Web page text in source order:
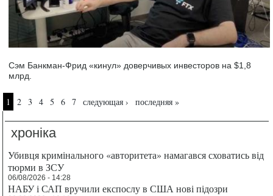
Сэм Банкман-Фрид «кинул» доверчивых инвесторов на $1,8
млрд.
Страницы
1 2 3 4 5 6 7 следующая › последняя »
хроніка
Убивця кримінального «авторитета» намагався сховатись від
тюрми в ЗСУ
06/08/2026 - 14:28
НАБУ і САП вручили експослу в США нові підозри